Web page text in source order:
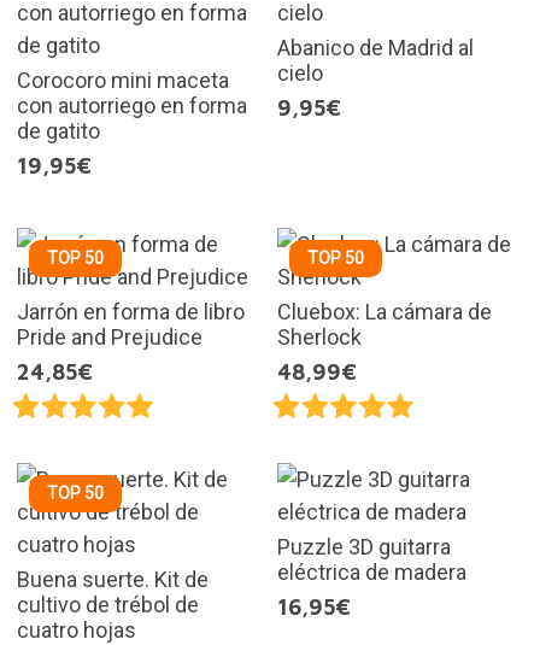
Corocoro mini maceta
con autorriego en forma
de gatito
19,95€
Abanico de Madrid al
cielo
9,95€
TOP 50
Jarrón en forma de libro
Pride and Prejudice
24,85€
TOP 50
Cluebox: La cámara de
Sherlock
48,99€
TOP 50
Buena suerte. Kit de
cultivo de trébol de
cuatro hojas
Puzzle 3D guitarra
eléctrica de madera
16,95€